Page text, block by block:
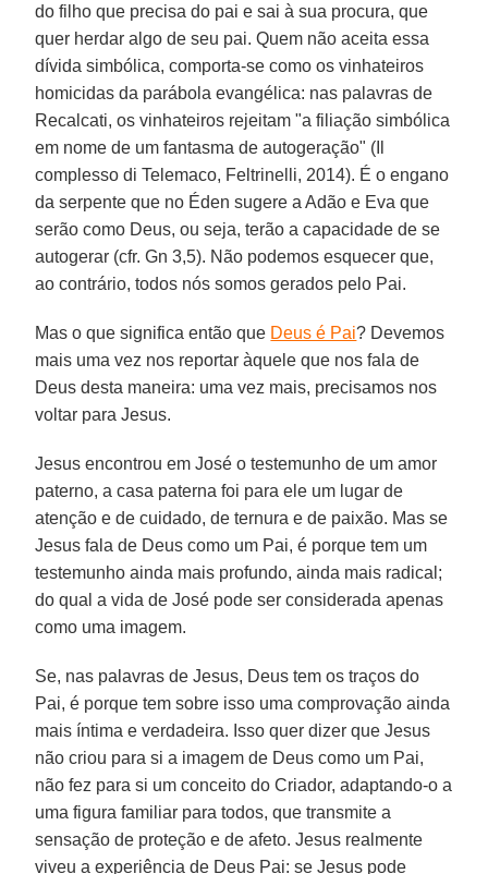
do filho que precisa do pai e sai à sua procura, que
quer herdar algo de seu pai. Quem não aceita essa
dívida simbólica, comporta-se como os vinhateiros
homicidas da parábola evangélica: nas palavras de
Recalcati, os vinhateiros rejeitam "a filiação simbólica
em nome de um fantasma de autogeração" (Il
complesso di Telemaco, Feltrinelli, 2014). É o engano
da serpente que no Éden sugere a Adão e Eva que
serão como Deus, ou seja, terão a capacidade de se
autogerar (cfr. Gn 3,5). Não podemos esquecer que,
ao contrário, todos nós somos gerados pelo Pai.
Mas o que significa então que Deus é Pai? Devemos
mais uma vez nos reportar àquele que nos fala de
Deus desta maneira: uma vez mais, precisamos nos
voltar para Jesus.
Jesus encontrou em José o testemunho de um amor
paterno, a casa paterna foi para ele um lugar de
atenção e de cuidado, de ternura e de paixão. Mas se
Jesus fala de Deus como um Pai, é porque tem um
testemunho ainda mais profundo, ainda mais radical;
do qual a vida de José pode ser considerada apenas
como uma imagem.
Se, nas palavras de Jesus, Deus tem os traços do
Pai, é porque tem sobre isso uma comprovação ainda
mais íntima e verdadeira. Isso quer dizer que Jesus
não criou para si a imagem de Deus como um Pai,
não fez para si um conceito do Criador, adaptando-o a
uma figura familiar para todos, que transmite a
sensação de proteção e de afeto. Jesus realmente
viveu a experiência de Deus Pai: se Jesus pode